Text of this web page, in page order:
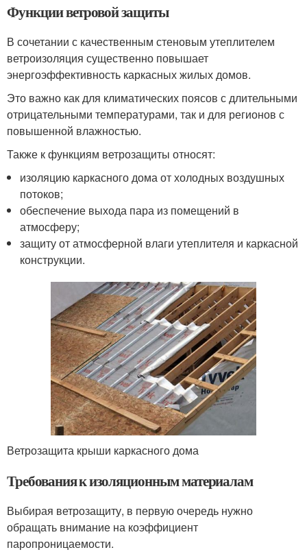
Функции ветровой защиты
В сочетании с качественным стеновым утеплителем
ветроизоляция существенно повышает
энергоэффективность каркасных жилых домов.
Это важно как для климатических поясов с длительными
отрицательными температурами, так и для регионов с
повышенной влажностью.
Также к функциям ветрозащиты относят:
изоляцию каркасного дома от холодных воздушных
потоков;
обеспечение выхода пара из помещений в
атмосферу;
защиту от атмосферной влаги утеплителя и каркасной
конструкции.
Ветрозащита крыши каркасного дома
Требования к изоляционным материалам
Выбирая ветрозащиту, в первую очередь нужно
обращать внимание на коэффициент
паропроницаемости.